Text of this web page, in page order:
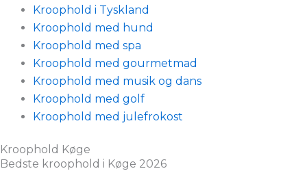
Kroophold i Tyskland
Kroophold med hund
Kroophold med spa
Kroophold med gourmetmad
Kroophold med musik og dans
Kroophold med golf
Kroophold med julefrokost
Kroophold Køge
Bedste kroophold i Køge 2026